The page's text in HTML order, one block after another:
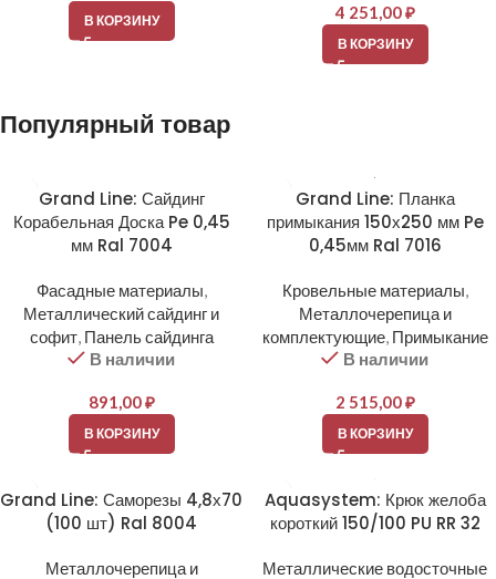
В КОРЗИНУ 4 251,00₽
В КОРЗИНУ
Популярный товар
Grand Line: Сайдинг
Корабельная Доска Pe 0,45
мм Ral 7004
Фасадные материалы,
Металлический сайдинг и
софит, Панель сайдинга
В наличии
891,00₽
В КОРЗИНУ
Grand Line: Планка
примыкания 150х250 мм Pe
0,45мм Ral 7016
Кровельные материалы,
Металлочерепица и
комплектующие, Примыкание
В наличии
2 515,00₽
В КОРЗИНУ
Grand Line: Саморезы 4,8х70
(100 шт) Ral 8004
Металлочерепица и
Aquasystem: Крюк желоба
короткий 150/100 PU RR 32
Металлические водосточные